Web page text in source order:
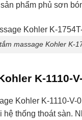
phẩm phủ sơn
massage Kohler K-
K-1110-
Kohler K-1110-V-
hệ thống thoát sàn.